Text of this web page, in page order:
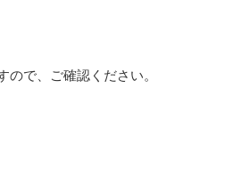
で、ご確認ください。